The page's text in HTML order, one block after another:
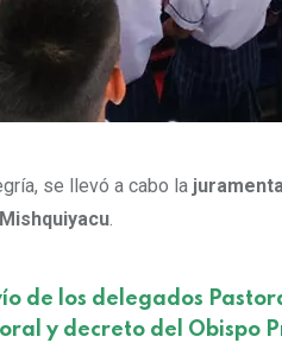
se llevó a cabo la
.
de los delegados
y decreto del Obispo